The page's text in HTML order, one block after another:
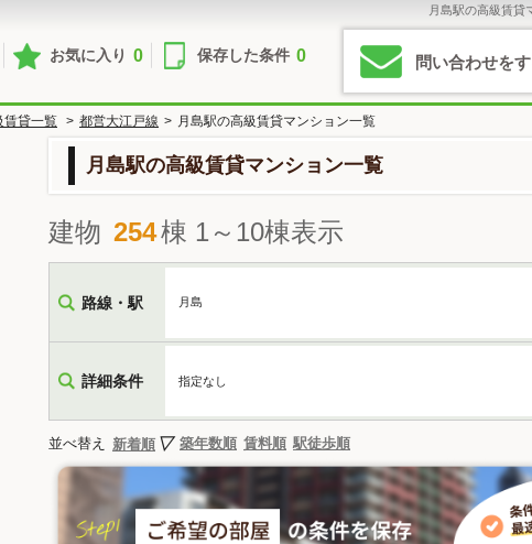
月島駅の高級賃貸
お気に入り 0 保存した条件 0 問い合わせを
賃貸一覧 > 都営大江戸線 > 月島駅の高級賃貸マンション一覧
月島駅の高級賃貸マンション一覧
建物 254棟 1～10棟表示
路線・駅 月島
詳細条件 指定なし
並べ替え 新着順 築年数順 賃料順 駅徒歩順